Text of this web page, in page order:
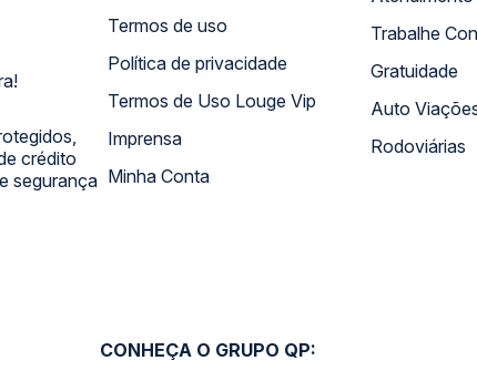
crédito
segurança
Termos de uso
Política de privacidade
Termos de Uso Louge Vip
Imprensa
Minha Conta
Trabalhe
Gratuidade
Auto
Rodoviárias
CONHEÇA O GRUPO QP: